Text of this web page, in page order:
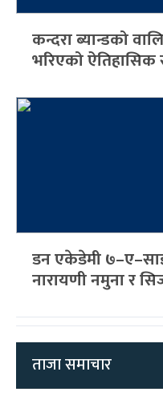
कन्दरा ब्यान्डको
भरिएको
डन एकेडेमी
नारायणी नमुना र
ताजा समाचार